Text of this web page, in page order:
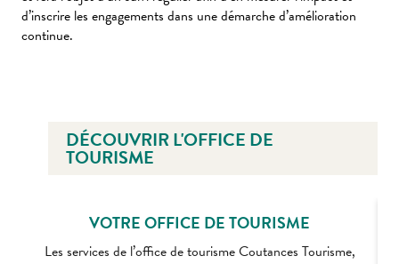
d’inscrire les engagements dans une démarche d’amélioration
continue.
DÉCOUVRIR L'OFFICE DE
TOURISME
VOTRE OFFICE DE TOURISME
Les services de l’office de tourisme Coutances Tourisme,